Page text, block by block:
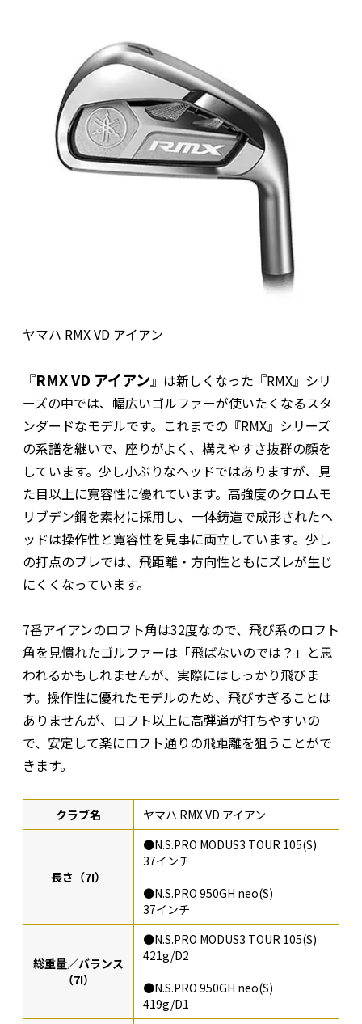
ヤマハ RMX VD アイアン
『RMX VD アイアン』は新しくなった『RMX』シリ
ーズの中では、幅広いゴルファーが使いたくなるスタ
ンダードなモデルです。これまでの『RMX』シリーズ
の系譜を継いで、座りがよく、構えやすさ抜群の顔を
しています。少し小ぶりなヘッドではありますが、見
た目以上に寛容性に優れています。高強度のクロムモ
リブデン鋼を素材に採用し、一体鋳造で成形されたヘ
ッドは操作性と寛容性を見事に両立しています。少し
の打点のブレでは、飛距離・方向性ともにズレが生じ
にくくなっています。
7番アイアンのロフト角は32度なので、飛び系のロフト
角を見慣れたゴルファーは「飛ばないのでは？」と思
われるかもしれませんが、実際にはしっかり飛びま
す。操作性に優れたモデルのため、飛びすぎることは
ありませんが、ロフト以上に高弾道が打ちやすいの
で、安定して楽にロフト通りの飛距離を狙うことがで
きます。
クラブ名 ヤマハ RMX VD アイアン
長さ（7I）
●N.S.PRO MODUS3 TOUR 105(S)
37インチ
●N.S.PRO 950GH neo(S)
37インチ
総重量／バランス
（7I）
●N.S.PRO MODUS3 TOUR 105(S)
421g/D2
●N.S.PRO 950GH neo(S)
419g/D1